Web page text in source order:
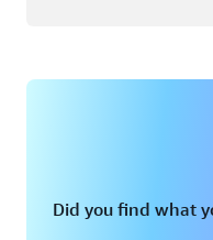
Did you find what